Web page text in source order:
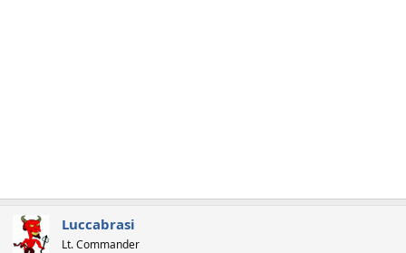
Luccabrasi
Lt. Commander